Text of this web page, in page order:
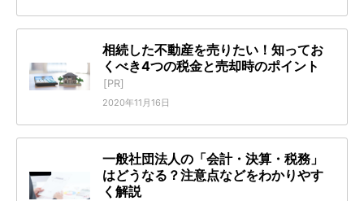
相続した不動産を売りたい！知ってお
くべき4つの税金と売却時のポイント
[PR]
2020年11月16日
一般社団法人の「会計・決算・税務」
はどうなる？注意点などをわかりやす
く解説